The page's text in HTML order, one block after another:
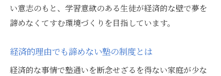
い意志のもと、学習意欲のある生徒が経済的な壁で夢を
諦めなくてすむ環境づくりを目指しています。
経済的理由でも諦めない塾の制度とは
経済的な事情で塾通いを断念せざるを得ない家庭が少な